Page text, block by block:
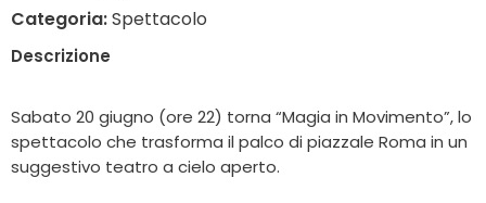
Categoria:Spettacolo
Descrizione
Sabato 20 giugno (ore 22) torna “Magia in Movimento”, lo
spettacolo che trasforma il palco di piazzale Roma in un
suggestivo teatro a cielo aperto.